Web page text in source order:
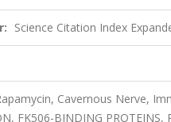
Science Citation Index
Cavernous Nerve,
FK506-BINDING